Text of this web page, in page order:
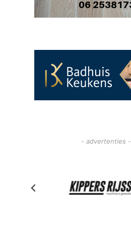
- advertenties -